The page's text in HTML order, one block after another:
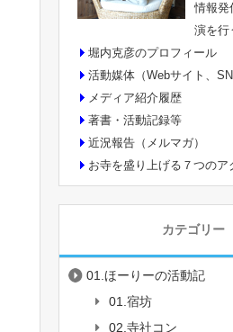
情報発
演を行
堀内克彦のプロフィール
活動媒体（Webサイト、
メディア紹介履歴
著書・活動記録等
近況報告（メルマガ）
お寺を盛り上げる７つのア
カテゴリー
01.ほーりーの活動記
01.宿坊
02.寺社コン